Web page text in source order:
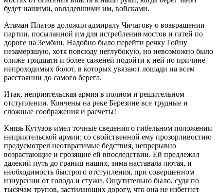
будет нашими, овладевшими им, войсками.
Атаман Платов доложил адмиралу Чичагову о возвращении
партии, посыланной им для истребления мостов и гатей по
дороге на Зембин. Надобно было перейти речку Гойну
незамерзшую, хотя повсюду неглубокую, но невозможно было
ближе тридцати и более саженей подойти к ней по причине
непроходимых болот, в которых увязают лошади на всем
расстоянии до самого берега.
Итак, неприятельская армия в полном и решительном
отступлении. Кончены на реке Березине все трудные и
сложные соображения и расчеты!
Князь Кутузов имел точные сведения о гибельном положении
неприятельской армии; со свойственной ему прозорливостию
предусмотрел неотвратимые бедствия, непрерывно
возрастающие и грозящие ей впоследствии. Ей предлежал
далекий путь до границ наших, зима наставала лютая, и
необходимость быстрого отступления, при совершенном
изнурении от голода и стужи. Ощутительно было, судя по
тысячам трупов, застилающих дорогу, что она не избегнет